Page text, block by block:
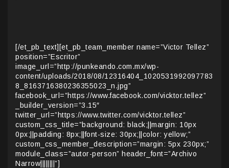
[/et_pb_text][et_pb_team_member name=”Victor Tellez”
position=”Escritor”
image_url=”http://punkeando.com.mx/wp-
content/uploads/2018/08/12316404_1020531992097783
8_8163716380236355023_n.jpg”
facebook_url=”https://www.facebook.com/vicktor.tellez”
_builder_version=”3.15″
twitter_url=”https://www.twitter.com/vicktor.tellez”
custom_css_title=”background: black;||margin: 10px
0px;||padding: 8px;||font-size: 30px;||color: yellow;”
custom_css_member_description=”margin: 5px 230px;”
module_class=”autor-person” header_font=”Archivo
Narrow||||||||”]